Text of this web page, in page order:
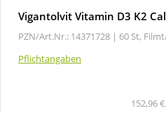
Vigantolvit Vitamin D3 K2
PZN/Art.Nr.: 14371728 | 60 St,
Pflichtangaben
152,96